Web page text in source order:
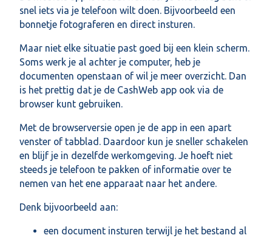
snel iets via je telefoon wilt doen. Bijvoorbeeld een
bonnetje fotograferen en direct insturen.
Maar niet elke situatie past goed bij een klein scherm.
Soms werk je al achter je computer, heb je
documenten openstaan of wil je meer overzicht. Dan
is het prettig dat je de CashWeb app ook via de
browser kunt gebruiken.
Met de browserversie open je de app in een apart
venster of tabblad. Daardoor kun je sneller schakelen
en blijf je in dezelfde werkomgeving. Je hoeft niet
steeds je telefoon te pakken of informatie over te
nemen van het ene apparaat naar het andere.
Denk bijvoorbeeld aan:
een document insturen terwijl je het bestand al